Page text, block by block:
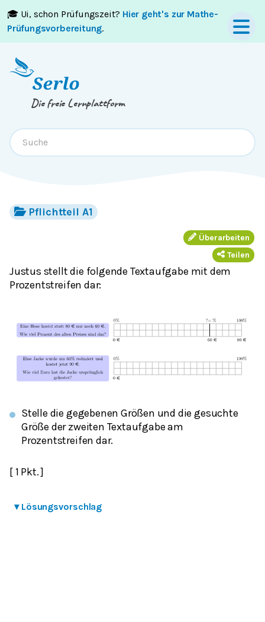
🎓 Ui, schon Prüfungszeit? Hier geht's zur Mathe-
Prüfungsvorbereitung.
Springe zumInhaltoderFooter
Die freie Lernplattform
Pflichtteil A1
Überarbeiten
Teilen
Justus stellt die folgende Textaufgabe mit dem
Prozentstreifen dar:
Stelle die gegebenen Größen und die gesuchte
Größe der zweiten Textaufgabe am
Prozentstreifen dar.
[ 1 Pkt. ]
▾ Lösungsvorschlag